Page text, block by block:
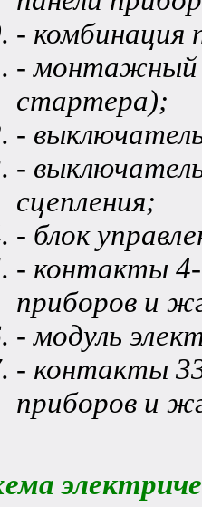
- комбинация
- монтажный
стартера);
-
-
сцепления;
- блок
- контакты
приборов и
- модуль
- контакты
приборов и